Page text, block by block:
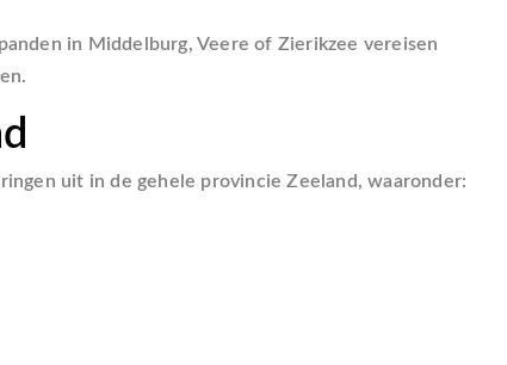
in Middelburg, Veere of Zierikzee vereisen
uit in de gehele provincie Zeeland, waaronder: